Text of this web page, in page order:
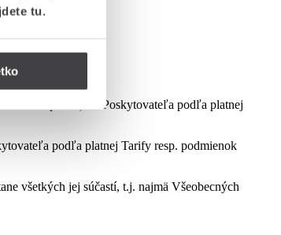
tu.
platnej kampane.
dostupnosti) od Poskytovateľa podľa platnej
podľa platnej Tarify resp. podmienok
všetkých jej súčastí, t.j. najmä Všeobecných